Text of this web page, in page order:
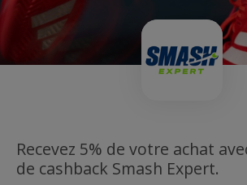
Recevez 5% de votre achat
de cashback Smash Expert.